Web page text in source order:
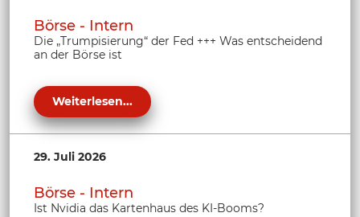
Börse - Intern
Die „Trumpisierung“ der Fed +++ Was entscheidend
an der Börse ist
Weiterlesen...
29. Juli 2026
Börse - Intern
Ist Nvidia das Kartenhaus des KI-Booms?